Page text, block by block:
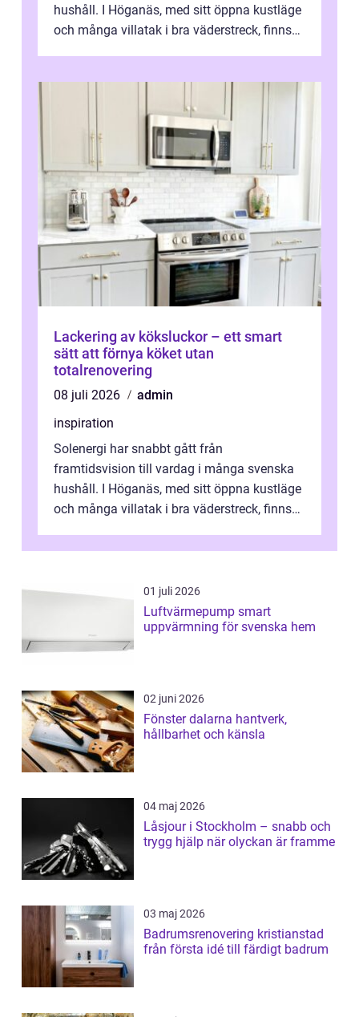
hushåll. I Höganäs, med sitt öppna kustläge
och många villatak i bra väderstreck, finns
Lackering av köksluckor – ett smart
sätt att förnya köket utan
totalrenovering
08 juli 2026
admin
inspiration
Solenergi har snabbt gått från
framtidsvision till vardag i många svenska
hushåll. I Höganäs, med sitt öppna kustläge
och många villatak i bra väderstreck, finns
01 juli 2026
Luftvärmepump smart
uppvärmning för svenska hem
02 juni 2026
Fönster dalarna hantverk,
hållbarhet och känsla
04 maj 2026
Låsjour i Stockholm – snabb och
trygg hjälp när olyckan är framme
03 maj 2026
Badrumsrenovering kristianstad
från första idé till färdigt badrum